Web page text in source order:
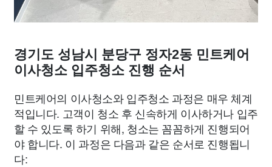
경기도 성남시 분당구 정자2동 민트케어
이사청소 입주청소 진행 순서
민트케어의 이사청소와 입주청소 과정은 매우 체계
적입니다. 고객이 청소 후 신속하게 이사하거나 입주
할 수 있도록 하기 위해, 청소는 꼼꼼하게 진행되어
야 합니다. 이 과정은 다음과 같은 순서로 진행됩니
다: